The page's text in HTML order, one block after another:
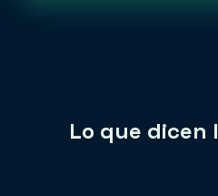
Lo que dicen